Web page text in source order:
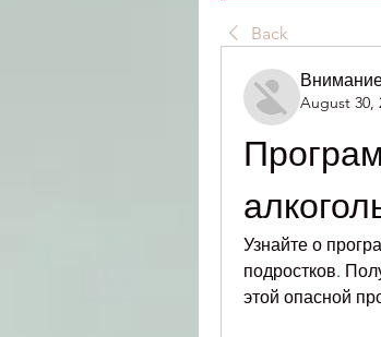
Back
August 30,
Узнайте о
подростков.
этой опасной